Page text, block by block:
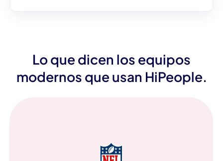
Lo que dicen los equipos
modernos que usan HiPeople.